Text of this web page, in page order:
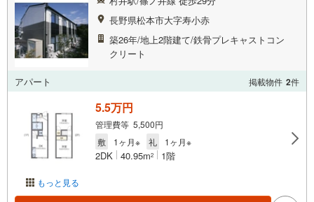
長野県松本市大字寿小赤
築26年/地上2階建て/鉄骨プレキャストコン
クリート
アパート 掲載物件 2件
もっと見る
5.5万円
管理費等 5,500円
敷
1ヶ月※ 礼 1ヶ月※
2DK 40.95m2 1階